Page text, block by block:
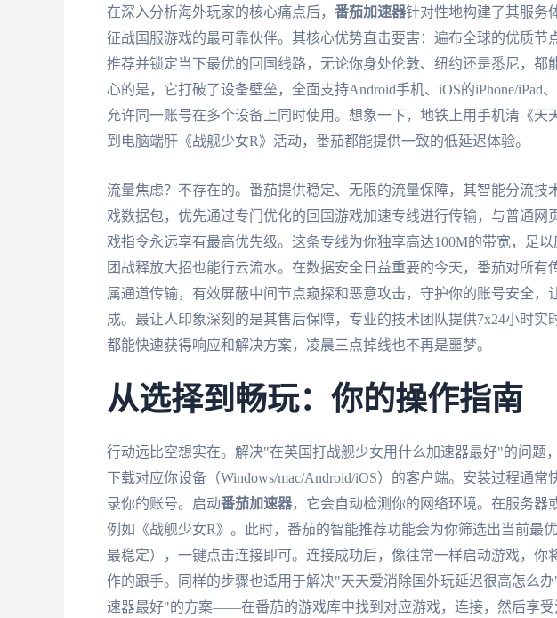
在深入分析海外玩家的核心痛点后， 番茄加速器针对性地构建了其服务
征战国服游戏的最可靠伙伴。其核心优势直击要害：遍布全球的优质节
推荐并锁定当下最优的回国线路，无论你身处伦敦、纽约还是悉尼，都
心的是，它打破了设备壁垒，全面支持Android手机、iOS的iPhone/iPad
允许同一账号在多个设备上同时使用。想象一下，地铁上用手机清《天
到电脑端肝《战舰少女R》活动，番茄都能提供一致的低延迟体验。
流量焦虑？不存在的。番茄提供稳定、无限的流量保障，其智能分流技
戏数据包，优先通过专门优化的回国游戏加速专线进行传输，与普通网
戏指令永远享有最高优先级。这条专线为你独享高达100M的带宽，足以
团战释放大招也能行云流水。在数据安全日益重要的今天，番茄对所有
属通道传输，有效屏蔽中间节点窥探和恶意攻击，守护你的账号安全，
成。最让人印象深刻的是其售后保障，专业的技术团队提供7x24小时实
都能快速获得响应和解决方案，凌晨三点掉线也不再是噩梦。
从选择到畅玩：你的操作指南
行动远比空想实在。解决"在英国打战舰少女用什么加速器最好"的问题
下载对应你设备（Windows/mac/Android/iOS）的客户端。安装过程通
录你的账号。启动番茄加速器，它会自动检测你的网络环境。在服务器
例如《战舰少女R》。此时，番茄的智能推荐功能会为你筛选出当前最
最稳定），一键点击连接即可。连接成功后，像往常一样启动游戏，你
作的跟手。同样的步骤也适用于解决"天天爱消除国外玩延迟很高怎么
速器最好"的方案——在番茄的游戏库中找到对应游戏，连接，然后享受